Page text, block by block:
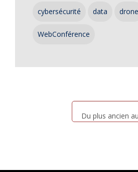
cybersécurité data drone
WebConférence
Du plus ancien